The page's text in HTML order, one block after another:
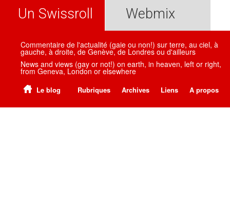
Un Swissroll Webmix
Commentaire de l'actualité (gaie ou non!) sur terre, au ciel, à
gauche, à droite, de Genève, de Londres ou d'ailleurs
News and views (gay or not!) on earth, in heaven, left or right,
from Geneva, London or elsewhere
Le blog Rubriques Archives Liens A propos